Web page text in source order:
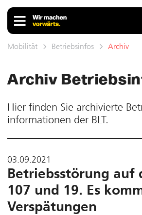
Mobilität Betriebsinfos Archiv
Archiv
Hier finden Sie ar­chivierte
informationen der BLT.
03.09.2021
Betriebsstörung auf
107 und 19. Es
Verspätungen